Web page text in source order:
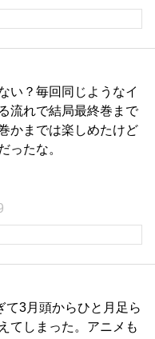
い？毎回同じようなイ
流れで結局最終巻まで
かまでは楽しめたけど
ったな。
3月頭からひと月足ら
てしまった。アニメも